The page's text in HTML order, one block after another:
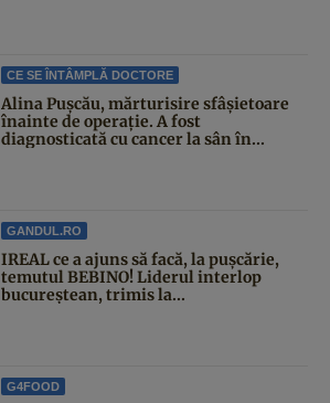
CE SE ÎNTÂMPLĂ DOCTORE
Alina Pușcău, mărturisire sfâșietoare
înainte de operație. A fost
diagnosticată cu cancer la sân în...
GANDUL.RO
IREAL ce a ajuns să facă, la pușcărie,
temutul BEBINO! Liderul interlop
bucureștean, trimis la...
G4FOOD